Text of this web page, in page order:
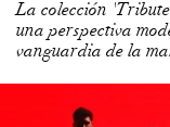
La colección
una perspectiva
vanguardia de la